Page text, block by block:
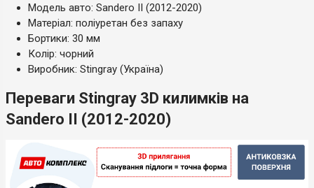
Модель авто: Sandero II (2012-2020)
Матеріал: поліуретан без запаху
Бортики: 30 мм
Колір: чорний
Виробник: Stingray (Україна)
Переваги Stingray 3D килимків на
Sandero II (2012-2020)